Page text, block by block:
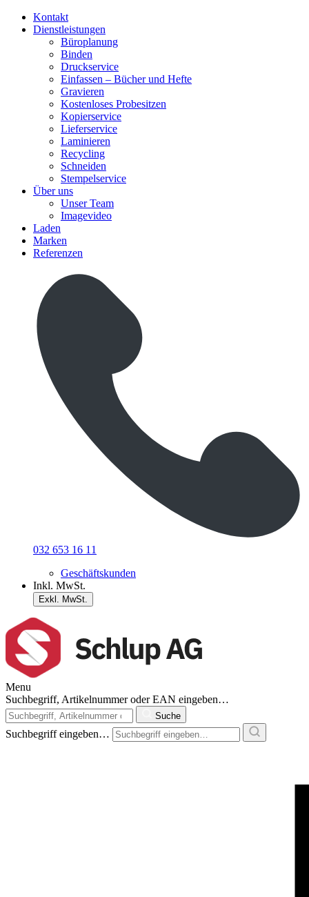
Kontakt
Dienstleistungen
Büroplanung
Binden
Druckservice
Einfassen – Bücher und Hefte
Gravieren
Kostenloses Probesitzen
Kopierservice
Lieferservice
Laminieren
Recycling
Schneiden
Stempelservice
Über uns
Unser Team
Imagevideo
Laden
Marken
Referenzen
032 653 16 11
Geschäftskunden
Inkl. MwSt.
Exkl. MwSt.
Menu
Suchbegriff, Artikelnummer oder EAN eingeben…
Suche
Suchbegriff eingeben…